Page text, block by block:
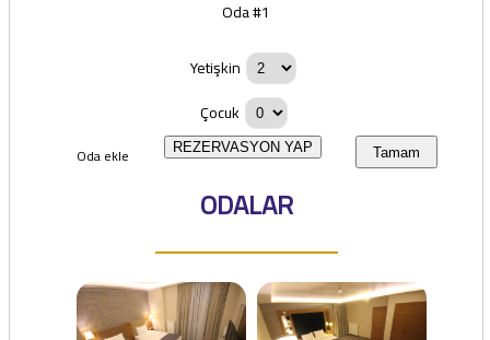
Oda #1
Yetişkin
Çocuk
Oda ekle Tamam
REZERVASYON YAP
ODALAR